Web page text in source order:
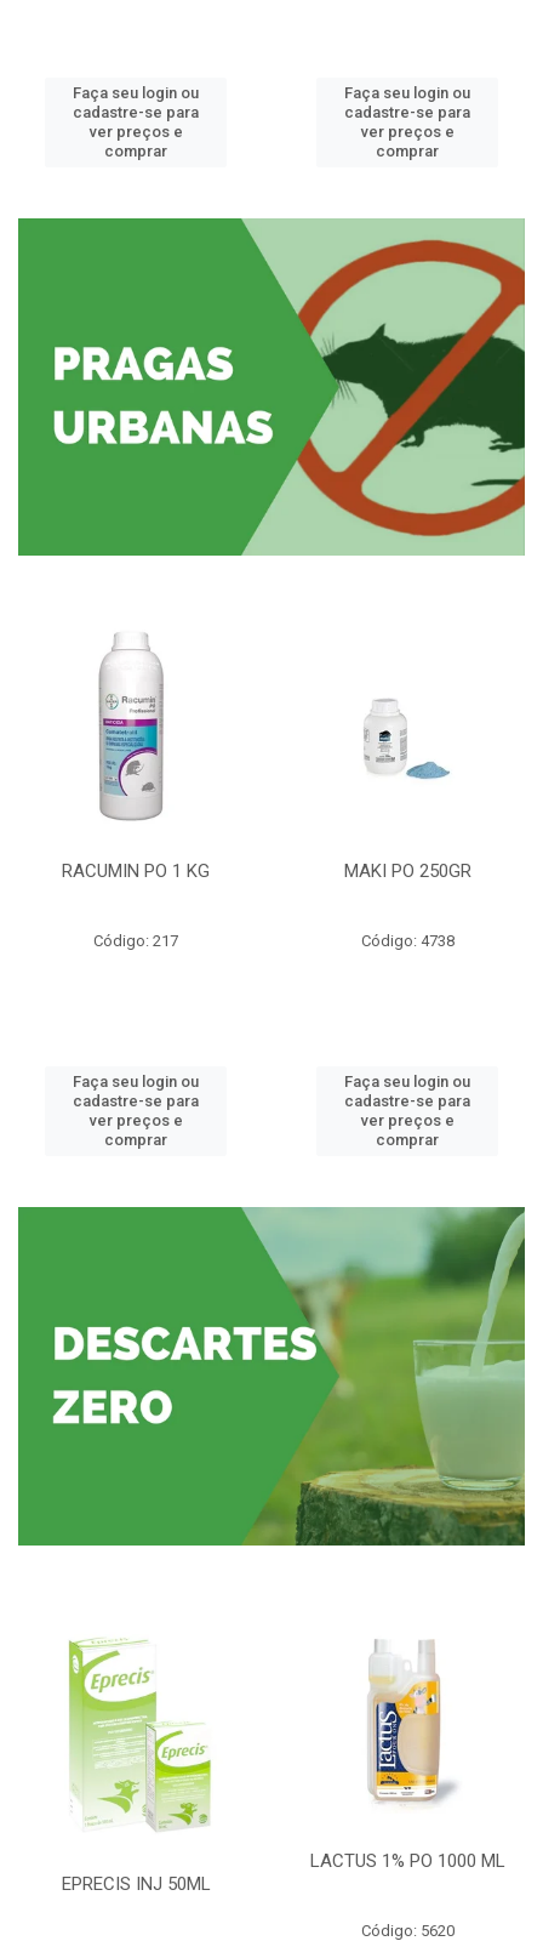
Faça seu login ou
cadastre-se para
ver preços e
comprar
Faça seu login ou
cadastre-se para
ver preços e
comprar
RACUMIN PO 1 KG
Código: 217
Faça seu login ou
cadastre-se para
ver preços e
comprar
MAKI PO 250GR
Código: 4738
Faça seu login ou
cadastre-se para
ver preços e
comprar
EPRECIS INJ 50ML
LACTUS 1% PO 1000 ML
Código: 5620